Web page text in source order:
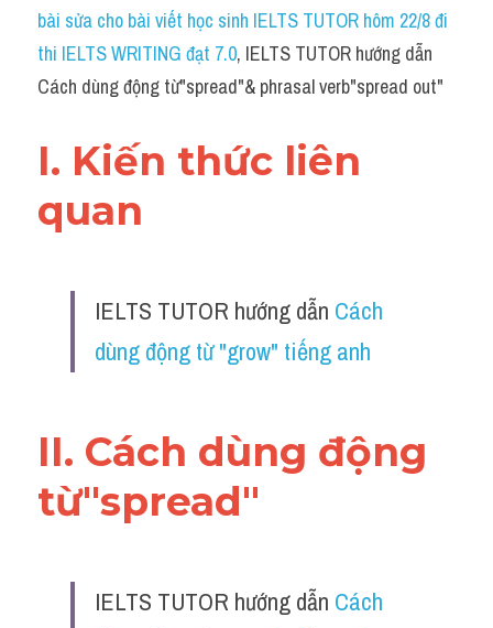
Idiom
Grammar
Word form
Cách dùng từ
Đề thi thật Task 2
Speaking
Reading
Vocabulary
bài sửa cho bài viết học sinh IELTS TUTOR hôm 22/8 đi
thi IELTS WRITING đạt 7.0, IELTS TUTOR hướng dẫn
Cách dùng động từ"spread"& phrasal verb"spread out"
I. Kiến thức liên
quan
IELTS TUTOR hướng dẫn Cách
dùng động từ "grow" tiếng anh
II. Cách dùng động
từ"spread"
IELTS TUTOR hướng dẫn Cách